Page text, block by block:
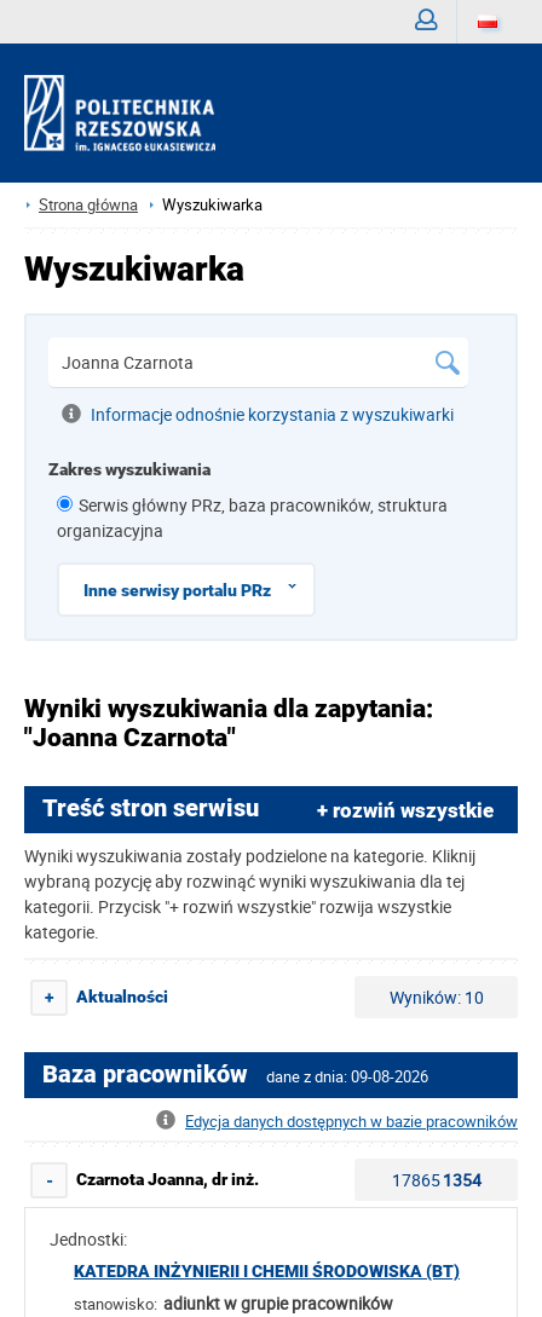
Strona główna Wyszukiwarka
Wyszukiwarka
Informacje odnośnie korzystania z wyszukiwarki
Zakres wyszukiwania
Serwis główny PRz, baza pracowników, struktura
organizacyjna
Inne serwisy portalu PRz
Wyniki wyszukiwania dla zapytania:
"Joanna Czarnota"
Treść stron serwisu + rozwiń wszystkie
Wyniki wyszukiwania zostały podzielone na kategorie. Kliknij
wybraną pozycję aby rozwinąć wyniki wyszukiwania dla tej
kategorii. Przycisk "+ rozwiń wszystkie" rozwija wszystkie
kategorie.
+ Aktualności Wyników: 10
Baza pracowników dane z dnia: 09-08-2026
Edycja danych dostępnych w bazie pracowników
- Czarnota Joanna, dr inż. 178651354
Jednostki:
KATEDRA INŻYNIERII I CHEMII ŚRODOWISKA (BT)
stanowisko: adiunkt w grupie pracowników